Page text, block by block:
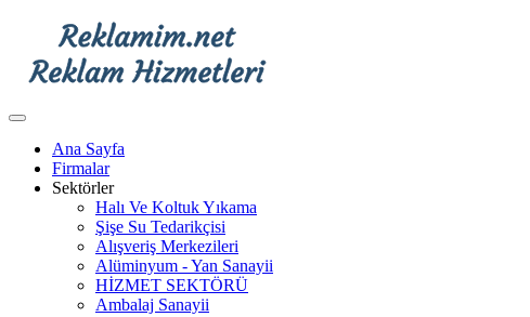
Ana Sayfa
Firmalar
Sektörler
Halı Ve Koltuk Yıkama
Şişe Su Tedarikçisi
Alışveriş Merkezileri
Alüminyum - Yan Sanayii
HİZMET SEKTÖRÜ
Ambalaj Sanayii